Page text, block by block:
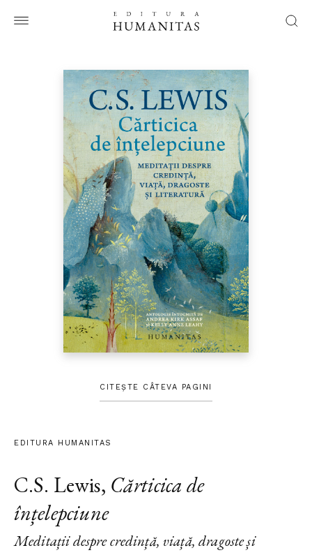
CITEȘTE CÂTEVA PAGINI
EDITURA HUMANITAS
C.S. Lewis, Cărticica de
înțelepciune
Meditații despre credință, viață, dragoste și